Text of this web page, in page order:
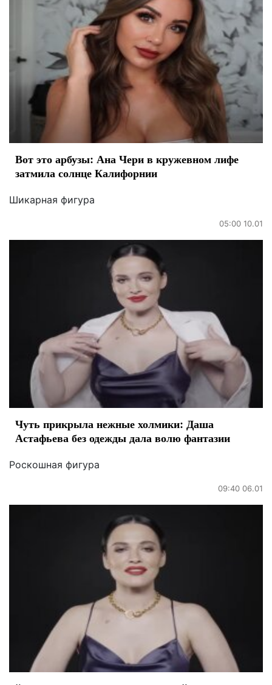
Вот это арбузы: Ана Чери в кружевном лифе
затмила солнце Калифорнии
Шикарная фигура
05:00 10.01
Чуть прикрыла нежные холмики: Даша
Астафьева без одежды дала волю фантазии
Роскошная фигура
09:40 06.01